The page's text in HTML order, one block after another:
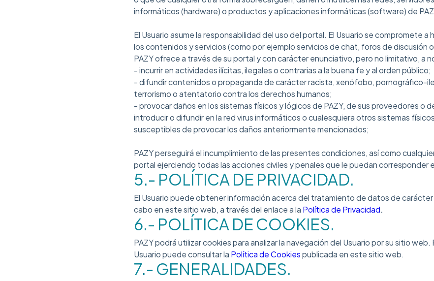
informáticos (hardware) o productos y aplicaciones informáticas (software) de
El Usuario asume la responsabilidad del uso del portal. El Usuario se compromete a
los contenidos y servicios (como por ejemplo servicios de chat, foros de discusión
PAZY ofrece a través de su portal y con carácter enunciativo, pero no limitativo, a
- incurrir en actividades ilícitas, ilegales o contrarias a la buena fe y al orden público;
- difundir contenidos o propaganda de carácter racista, xenófobo, pornográfico-
terrorismo o atentatorio contra los derechos humanos;
- provocar daños en los sistemas físicos y lógicos de PAZY, de sus proveedores o
introducir o difundir en la red virus informáticos o cualesquiera otros sistemas
susceptibles de provocar los daños anteriormente mencionados;
PAZY perseguirá el incumplimiento de las presentes condiciones, así como
portal ejerciendo todas las acciones civiles y penales que le puedan corresponder
5.- POLÍTICA DE PRIVACIDAD.
El Usuario puede obtener información acerca del tratamiento de datos de carácter
cabo en este sitio web, a través del enlace a la Política de Privacidad.
6.- POLÍTICA DE COOKIES.
PAZY podrá utilizar cookies para analizar la navegación del Usuario por su sitio web.
Usuario puede consultar la Política de Cookiespublicada en este sitio web.
7.- GENERALIDADES.